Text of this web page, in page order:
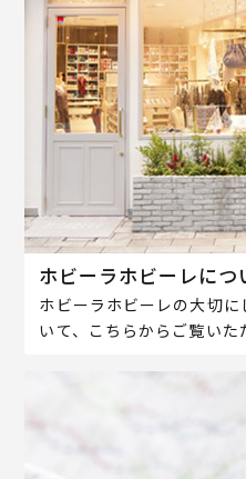
ホビーラホビーレにつ
ホビーラホビーレの大切
いて、こちらからご覧いた